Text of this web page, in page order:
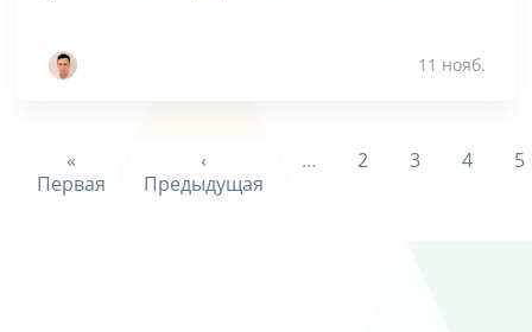
11 нояб.
«
Первая
‹
Предыдущая
… 2 3 4 5